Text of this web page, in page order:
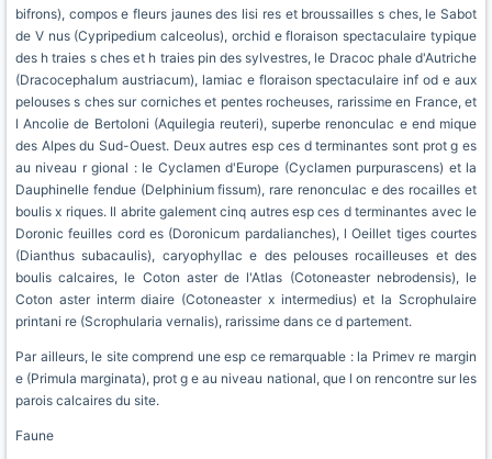
bifrons), compos e fleurs jaunes des lisi res et broussailles s ches, le Sabot
de V nus (Cypripedium calceolus), orchid e floraison spectaculaire typique
des h traies s ches et h traies pin des sylvestres, le Dracoc phale d'Autriche
(Dracocephalum austriacum), lamiac e floraison spectaculaire inf od e aux
pelouses s ches sur corniches et pentes rocheuses, rarissime en France, et
l Ancolie de Bertoloni (Aquilegia reuteri), superbe renonculac e end mique
des Alpes du Sud-Ouest. Deux autres esp ces d terminantes sont prot g es
au niveau r gional : le Cyclamen d'Europe (Cyclamen purpurascens) et la
Dauphinelle fendue (Delphinium fissum), rare renonculac e des rocailles et
boulis x riques. Il abrite galement cinq autres esp ces d terminantes avec le
Doronic feuilles cord es (Doronicum pardalianches), l Oeillet tiges courtes
(Dianthus subacaulis), caryophyllac e des pelouses rocailleuses et des
boulis calcaires, le Coton aster de l'Atlas (Cotoneaster nebrodensis), le
Coton aster interm diaire (Cotoneaster x intermedius) et la Scrophulaire
printani re (Scrophularia vernalis), rarissime dans ce d partement.
Par ailleurs, le site comprend une esp ce remarquable : la Primev re margin
e (Primula marginata), prot g e au niveau national, que l on rencontre sur les
parois calcaires du site.
Faune